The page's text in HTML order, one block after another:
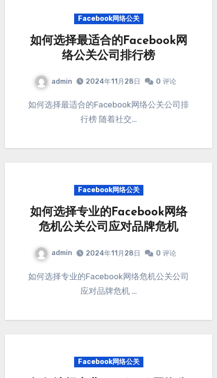
Facebook网络公关
如何选择最适合的Facebook网
络公关公司排行榜
admin 2024年11月28日 0 评论
如何选择最适合的Facebook网络公关公司排
行榜 随着社交…
Facebook网络公关
如何选择专业的Facebook网络
危机公关公司应对品牌危机
admin 2024年11月28日 0 评论
如何选择专业的Facebook网络危机公关公司
应对品牌危机 …
Facebook网络公关